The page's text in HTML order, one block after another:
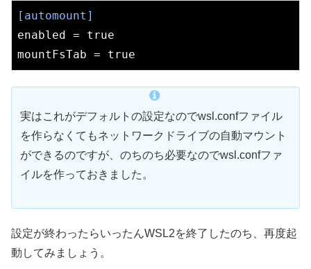
[automount]
enabled
= true
mountFsTab = true
実はこれがデフォルトの設定なのでwsl.confファイル
を作らなくてもネットワークドライブの自動マウント
ができるのですが、のちのち必要なのでwsl.confファ
イルを作っておきました。
設定が終わったらいったんWSL2を終了したのち、再度起
動してみましょう。